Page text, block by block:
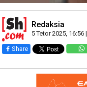
Redaksia
5 Tetor 2025, 16:56 |
Share